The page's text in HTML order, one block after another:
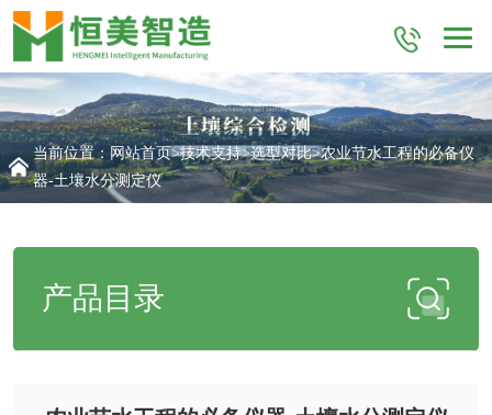
当前位置： 网站首页>技术支持>选型对比>农业节水工程的必备仪
器-土壤水分测定仪
产品目录